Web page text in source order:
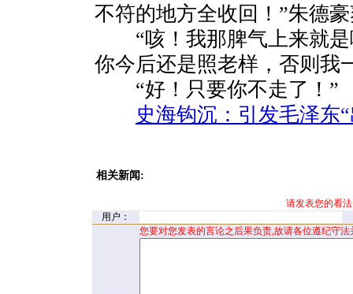
不符的地方全收回！”朱德
“咳！我那脾气上来就是
你今后还是照老样，否则我
“好！只要你不走了！”
史海钩沉：引发毛泽东
相关新闻:
请发表您的看
用户：
您要对您发表的言论之后果负责,故请各位遵纪守